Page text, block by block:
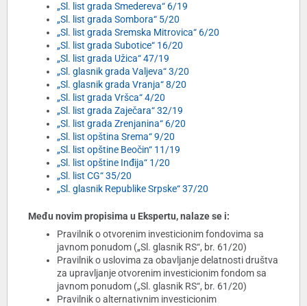
„Sl. list grada Smedereva“ 6/19
„Sl. list grada Sombora“ 5/20
„Sl. list grada Sremska Mitrovica“ 6/20
„Sl. list grada Subotice“ 16/20
„Sl. list grada Užica“ 47/19
„Sl. glasnik grada Valjeva“ 3/20
„Sl. glasnik grada Vranja“ 8/20
„Sl. list grada Vršca“ 4/20
„Sl. list grada Zaječara“ 32/19
„Sl. list grada Zrenjanina“ 6/20
„Sl. list opština Srema“ 9/20
„Sl. list opštine Beočin“ 11/19
„Sl. list opštine Inđija“ 1/20
„Sl. list CG“ 35/20
„Sl. glasnik Republike Srpske“ 37/20
Među novim propisima u Ekspertu, nalaze se i:
Pravilnik o otvorenim investicionim fondovima sa
javnom ponudom („Sl. glasnik RS“, br. 61/20)
Pravilnik o uslovima za obavljanje delatnosti društva
za upravljanje otvorenim investicionim fondom sa
javnom ponudom („Sl. glasnik RS“, br. 61/20)
Pravilnik o alternativnim investicionim